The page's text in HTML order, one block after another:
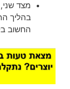
מצד
החשוב